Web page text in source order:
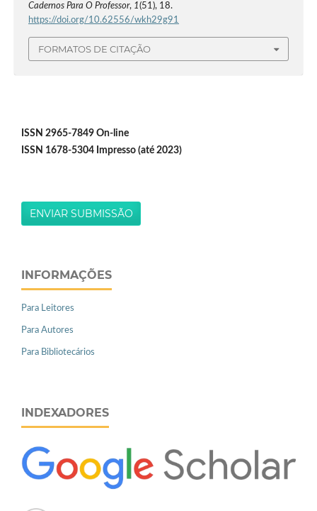
Cadernos Para O Professor, 1(51), 18.
https://doi.org/10.62556/wkh29g91
FORMATOS DE CITAÇÃO
ISSN 2965-7849 On-line
ISSN 1678-5304 Impresso (até 2023)
ENVIAR SUBMISSÃO
INFORMAÇÕES
Para Leitores
Para Autores
Para Bibliotecários
INDEXADORES